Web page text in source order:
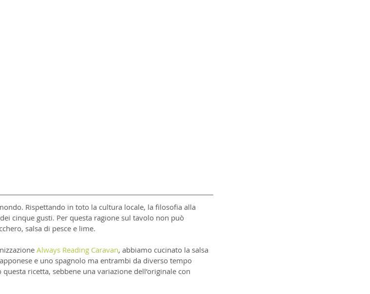
Rispettando in toto la cultura locale, la filosofia alla
cinque gusti. Per questa ragione sul tavolo non può
salsa di pesce e lime.
Always Reading Caravan, abbiamo cucinato la salsa
e uno spagnolo ma entrambi da diverso tempo
ricetta, sebbene una variazione dell’originale con